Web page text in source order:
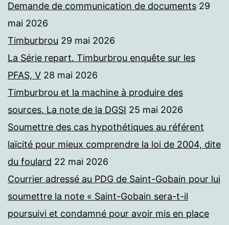
Demande de communication de documents 29
mai 2026
Timburbrou 29 mai 2026
La Série repart. Timburbrou enquête sur les
PFAS, V 28 mai 2026
Timburbrou et la machine à produire des
sources. La note de la DGSI 25 mai 2026
Soumettre des cas hypothétiques au référent
laïcité pour mieux comprendre la loi de 2004, dite
du foulard 22 mai 2026
Courrier adressé au PDG de Saint-Gobain pour lui
soumettre la note « Saint-Gobain sera-t-il
poursuivi et condamné pour avoir mis en place